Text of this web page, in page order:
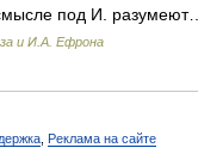
под И.
и И.А. Ефрона
Реклама на сайте